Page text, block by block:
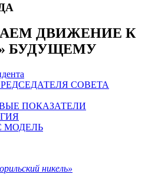
ДВИЖЕНИЕ К
БУДУЩЕМУ
СОВЕТА
ПОКАЗАТЕЛИ
МОДЕЛЬ
никель»